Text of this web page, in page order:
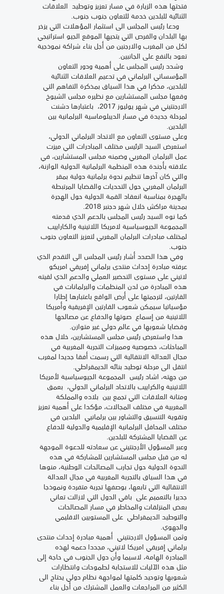
فتحتها هذه الزيارة في مسار تعزيز وتوطيد العلاقات
الثنائية للبلدين خدمة للتعاون جنوب جنوب.
ودعا رئيس المجلس الى استثمار المؤهلات التي يزخر
بها البلدان والفرص التي يتحيها الموقع الجيو استراتيجي
لكل من المغرب والارجنين من أجل بناء شراكة نموذجية
تعود بالنفع على الجانبين.
وشدد رئيس المجلس على أهمية ودور التعاون
المؤسساتي البرلماني في تدعيم العلاقات الثنائية
للبلدين، مذكرا في هذا السياق بمذكرة التفاهم التي
وقعها مجلس المستشارين مع نظيره مجلس الشيوخ
الارجنتيني في شهر يوليوز 2017، باعتبارها دشنت
لمرحلة جديدة في مسار الديبلوماسية البرلمانية بين
البلدين.
وعلى مستوى التعاون مع الاتحاد البرلماني الدولي،
استعرض السيد الرئيس مختلف المبادرات التي ميزت
عمل البرلمان المغربي وضمنه مجلس المستشارين، في
علاقته بأجندة هذه المنظمة البرلمانية الدولية الوازنة،
والتي كان آخرها تنظيم ندوة برلمانية دولية بمقر
البرلمان المغربي حول التحديات والقضايا المرتبطة
بالهجرة بمناسبة انعقاد القمة الدولية حول الهجرة
بمدينة مراكش خلال شهر دجنبر 2018.
كما نوه السيد رئيس المجلس بالدعم الذي قدمته
المجموعة الجيوسياسية لامريكا اللاتينية والكاراييب
لمختلف مبادرات البرلمان المغربي لتعزيز التعاون جنوب
جنوب.
وفي هذا الصدد أشار رئيس المجلس الى التقدم الذي
عرفته مبادرة إحداث منتدى برلماني إفريقي امريكو
لاتيني على مستوى التحضير العملي والدعم الذي لقيته
هذه المبادرة من لدن المنظمات والبرلمانات في
القارتين، لترجمتها على أرض الواقع باعتبارها إطارا
مؤسياتيا سيمكن شعوب القارتين الإفريقية وأمريكا
اللاتينية من إسماع صوتها والدفاع عن مصالحها
وقضايا شعوبها في عالم دولي غير متوازن.
هذا واستعرض رئيس مجلس المستشارين، خلال هذه
المباحثات، خصوصية ومميزات التجربة المغربية في
مجال العدالة الانتقالية التي رسمت أفقا جديدا لمغرب
انتقل الى مرحلة توطيد بنائه الديمقراطي.
من جهته، اشاد رئيس المجموعة الجيوسياسية لأمريكا
اللاتينية والكراييب بالاتحاد البرلماني الدولي، بعمق
ومتانة العلاقات التي تجمع بين بلاده والمملكة
المغربية في مختلف المجالات، مؤكدا على أهمية تعزيز
وتقوية التنسيق والتشاور بين برلمانيي البلدين في
مختلف المحافل البرلمانية الإقليمية والدولية للدفاع
عن القضايا المشتركة للبلدين.
وعبر المسؤول الأرجنتيني عن سعادته للدعوة الموجهة
له من قبل مجلس المستشارين للمشاركة في هذه
الندوة الدولية حول تجارب المصالحات الوطنية، منوها
في هذا السياق بالتجربة المغربية في مجال العدالة
الانتقالية التي تابعها، بوصفها تجربة متفردة ونموذجا
جديرا بالتعميم على باقي الدول التي لازالت تعاني
بعض المنزلقات والمخاطر في مسار المصالحات
والتوطيد الديمقراطي على المستويين الاقليمي
والجهوي.
وثمن المسؤول الارجنتيني أهمية مبادرة إحداث منتدى
برلماني إفريقي امريكا لاتيني، مجددا دعمه لهذه
المبادرة الهامة، لاسيما وأن دول الجنوب في حاجة إلى
مثل هذه الآليات للاستجابة لطموحات وانتظارات
شعوبها وتوحيد كلمتها لمواجهة نظام دولي يحتاج الى
الكثير من المراجعات والعمل المشترك من أجل بناء